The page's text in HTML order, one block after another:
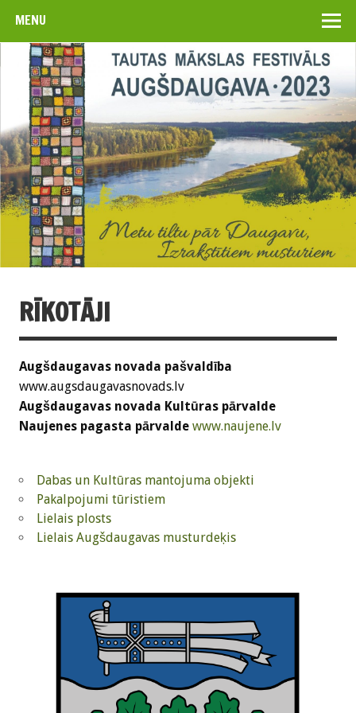
MENU
RĪKOTĀJI
Augšdaugavas novada pašvaldība
www.augsdaugavasnovads.lv
Augšdaugavas novada Kultūras pārvalde
Naujenes pagasta pārvalde www.naujene.lv
Dabas un Kultūras mantojuma objekti
Pakalpojumi tūristiem
Lielais plosts
Lielais Augšdaugavas musturdeķis